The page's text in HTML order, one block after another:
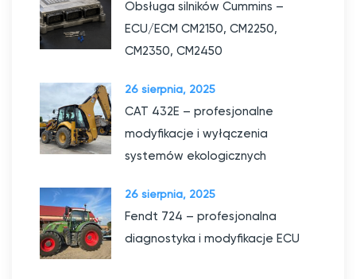
Obsługa silników Cummins –
ECU/ECM CM2150, CM2250,
CM2350, CM2450
26 sierpnia, 2025
CAT 432E – profesjonalne
modyfikacje i wyłączenia
systemów ekologicznych
26 sierpnia, 2025
Fendt 724 – profesjonalna
diagnostyka i modyfikacje ECU